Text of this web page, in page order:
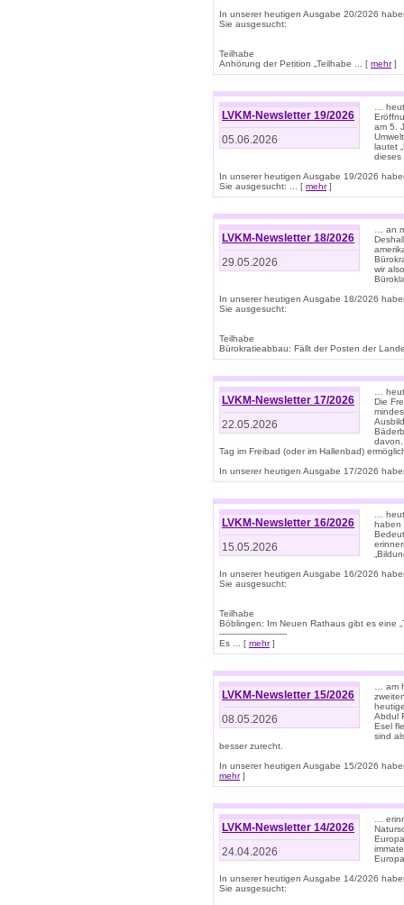
In unserer heutigen Ausgabe 20/2026
Sie ausgesucht:
Teilhabe
Anhörung der Petition „Teilhabe ... [ mehr]
LVKM-Newsletter 19/2026
05.06.2026
…
am 5.
lautet
dieses
In unserer heutigen Ausgabe 19/2026
Sie ausgesucht: ... [ mehr]
LVKM-Newsletter 18/2026
29.05.2026
… an
wir
In unserer heutigen Ausgabe 18/2026
Sie ausgesucht:
Teilhabe
Bürokratieabbau: Fällt der Posten der
LVKM-Newsletter 17/2026
22.05.2026
…
Die
davon.
Tag im Freibad (oder im Hallenbad)
In unserer heutigen Ausgabe 17/2026
LVKM-Newsletter 16/2026
15.05.2026
…
haben
In unserer heutigen Ausgabe 16/2026
Sie ausgesucht:
Teilhabe
Böblingen: Im Neuen Rathaus gibt es eine
-------------------------
Es ... [ mehr]
LVKM-Newsletter 15/2026
08.05.2026
… am
Abdul
Esel
sind
besser zurecht.
In unserer heutigen Ausgabe 15/2026
mehr]
LVKM-Newsletter 14/2026
24.04.2026
…
In unserer heutigen Ausgabe 14/2026
Sie ausgesucht: